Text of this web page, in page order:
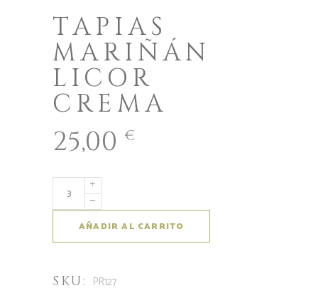
TAPIAS
MARIÑÁN
LICOR
CREMA
25,00€
Tapias
Mariñán
Crema
AÑADIR AL CARRITO
SKU: PR127